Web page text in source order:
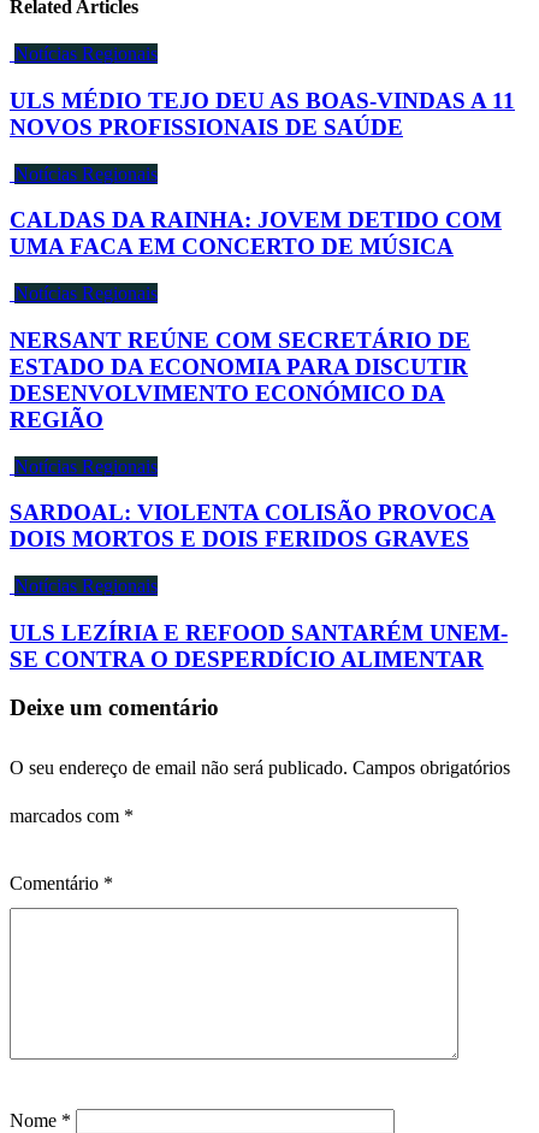
Related Articles
Notícias Regionais
ULS MÉDIO TEJO DEU AS BOAS-VINDAS A 11
NOVOS PROFISSIONAIS DE SAÚDE
Notícias Regionais
CALDAS DA RAINHA: JOVEM DETIDO COM
UMA FACA EM CONCERTO DE MÚSICA
Notícias Regionais
NERSANT REÚNE COM SECRETÁRIO DE
ESTADO DA ECONOMIA PARA DISCUTIR
DESENVOLVIMENTO ECONÓMICO DA
REGIÃO
Notícias Regionais
SARDOAL: VIOLENTA COLISÃO PROVOCA
DOIS MORTOS E DOIS FERIDOS GRAVES
Notícias Regionais
ULS LEZÍRIA E REFOOD SANTARÉM UNEM-
SE CONTRA O DESPERDÍCIO ALIMENTAR
Deixe um comentário
O seu endereço de email não será publicado. Campos obrigatórios
marcados com *
Comentário *
Nome *